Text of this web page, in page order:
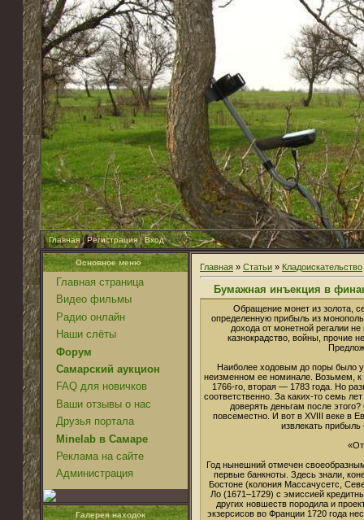
Главная|Регистрация|Вход
Основное меню
Главная страница
Видео фильмы
Радио онлайн
Наши слёты
Форум
Самарский аукцион
FAQ для новичков
Ваши отзывы о нас
Друзья портала
Minelab в Самаре
Реклама на сайте
Администрация
Галерея находок
Главная » Статьи » Кладоискательство
Бумажная инъекция в
Обращение монет из золота,
определенную прибыль из
дохода от монетной регалии
казнокрадство, войны, прочие
Наиболее ходовым до поры было
неизменном ее номинале. Возьмем, к
1766-го, вторая — 1783 года. Но
соответственно. За каких-то семь
доверять деньгам после
повсеместно. И вот в XVIII веке в
извлекать
Год нынешний отмечен
первые банкноты. Здесь знали,
Бостоне (колония Массачусетс,
Ло (1671–1729) с эмиссией
других новшеств породила и
экзерсисов во Франции 1720 года